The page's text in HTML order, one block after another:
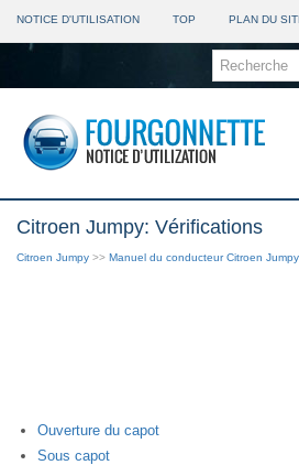
NOTICE D'UTILISATION TOP PLAN DU
Citroen Jumpy: Vérifications
Citroen Jumpy >> Manuel du conducteur Citroen Jumpy
Ouverture du capot
Sous capot